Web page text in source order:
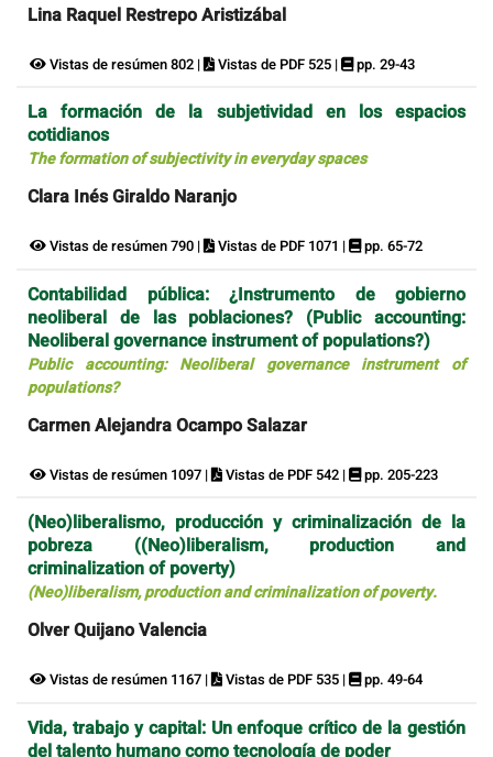
Lina Raquel Restrepo Aristizábal
Vistas de resúmen 802 | Vistas de PDF 525 | pp. 29-43
La formación de la subjetividad en los espacios
cotidianos
The formation of subjectivity in everyday spaces
Clara Inés Giraldo Naranjo
Vistas de resúmen 790 | Vistas de PDF 1071 | pp. 65-72
Contabilidad pública: ¿Instrumento de gobierno
neoliberal de las poblaciones? (Public accounting:
Neoliberal governance instrument of populations?)
Public accounting: Neoliberal governance instrument of
populations?
Carmen Alejandra Ocampo Salazar
Vistas de resúmen 1097 | Vistas de PDF 542 | pp. 205-223
(Neo)liberalismo, producción y criminalización de la
pobreza ((Neo)liberalism, production and
criminalization of poverty)
(Neo)liberalism, production and criminalization of poverty.
Olver Quijano Valencia
Vistas de resúmen 1167 | Vistas de PDF 535 | pp. 49-64
Vida, trabajo y capital: Un enfoque crítico de la gestión
del talento humano como tecnología de poder